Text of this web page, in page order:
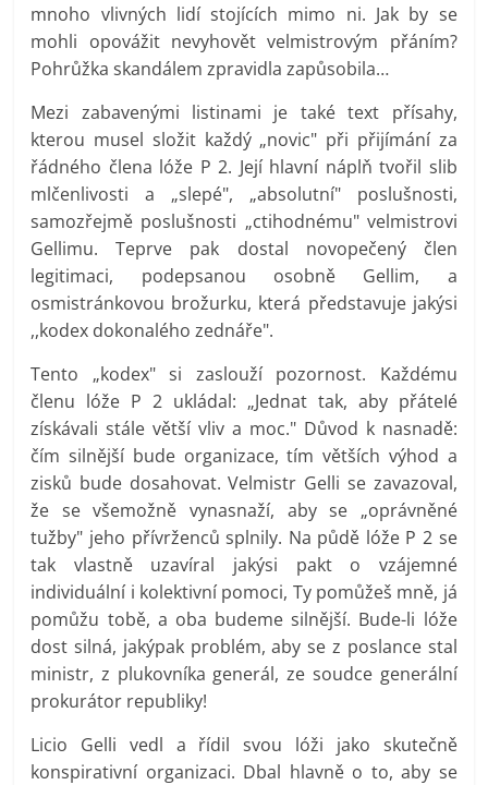
mnoho vlivných lidí stojících mimo ni. Jak by se
mohli opovážit nevyhovět velmistrovým přáním?
Pohrůžka skandálem zpravidla zapůsobila…
Mezi zabavenými listinami je také text přísahy,
kterou musel složit každý „novic" při přijímání za
řádného člena lóže P 2. Její hlavní náplň tvořil slib
mlčenlivosti a „slepé", „absolutní" poslušnosti,
samozřejmě poslušnosti „ctihodnému" velmistrovi
Gellimu. Teprve pak dostal novopečený člen
legitimaci, podepsanou osobně Gellim, a
osmistránkovou brožurku, která představuje jakýsi
,,kodex dokonalého zednáře".
Tento „kodex" si zaslouží pozornost. Každému
členu lóže P 2 ukládal: „Jednat tak, aby přáteIé
získávali stále větší vliv a moc." Důvod k nasnadě:
čím silnější bude organizace, tím větších výhod a
zisků bude dosahovat. Velmistr Gelli se zavazoval,
že se všemožně vynasnaží, aby se „oprávněné
tužby" jeho přívrženců splnily. Na půdě lóže P 2 se
tak vlastně uzavíral jakýsi pakt o vzájemné
individuální i kolektivní pomoci, Ty pomůžeš mně, já
pomůžu tobě, a oba budeme silnější. Bude-li lóže
dost silná, jakýpak problém, aby se z poslance stal
ministr, z plukovníka generál, ze soudce generální
prokurátor republiky!
Licio Gelli vedl a řídil svou lóži jako skutečně
konspirativní organizaci. Dbal hlavně o to, aby se